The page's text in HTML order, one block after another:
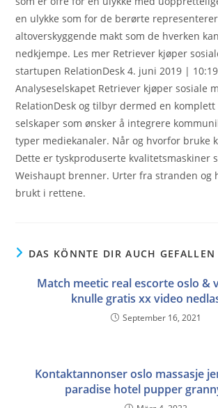
en ulykke som for de berørte
altoverskyggende makt som de hverken
nedkjempe. Les mer Retriever kjøper
startupen RelationDesk 4. juni 2019 | 10:19
Analyseselskapet Retriever kjøper sosiale
RelationDesk og tilbyr dermed en
selskaper som ønsker å integrere
typer mediekanaler. Når og hvorfor bruke
Dette er tyskproduserte kvalitetsmaskiner
Weishaupt brenner. Urter fra stranden og
brukt i rettene.
DAS KÖNNTE DIR AUCH GEFALLEN
Match meetic real escorte oslo &
knulle gratis xx video
September 16, 2021
Kontaktannonser oslo massasje
paradise hotel pupper